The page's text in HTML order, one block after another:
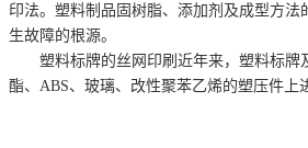
印法。塑料制品固树脂、添加剂及成型方
生故障的根源。
塑料标牌的丝网印刷近年来，塑料标
酯、ABS、玻璃、改性聚苯乙烯的塑压件